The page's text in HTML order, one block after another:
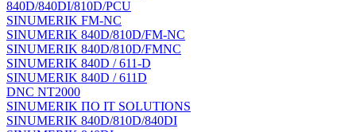
840D/840DI/810D/PCU
SINUMERIK FM-NC
SINUMERIK 840D/810D/FM-NC
SINUMERIK 840D/810D/FMNC
SINUMERIK 840D / 611-D
SINUMERIK 840D / 611D
DNC NT2000
SINUMERIK ПО IT SOLUTIONS
SINUMERIK 840D/810D/840DI